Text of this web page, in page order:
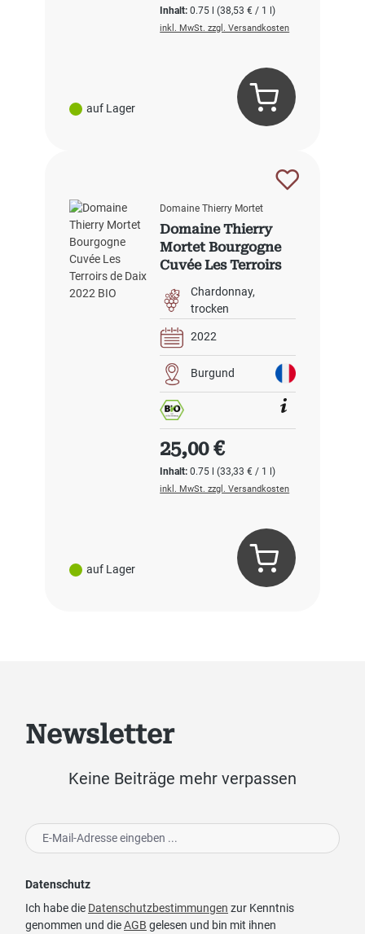
auf Lager
Inhalt:0.75 l(38,53 € / 1 l)
inkl. MwSt. zzgl. Versandkosten
auf Lager
Domaine Thierry Mortet
Domaine Thierry
Mortet Bourgogne
Cuvée Les Terroirs
Chardonnay
trocken
2022
Burgund
Inhalt:0.75 l(33,33 € / 1 l)
Regulärer Preis:
25,00 €
inkl. MwSt. zzgl. Versandkosten
Newsletter
Keine Beiträge mehr verpassen
Datenschutz
Ich habe die Datenschutzbestimmungen zur Kenntnis
genommen und dieAGB gelesen und bin mit ihnen